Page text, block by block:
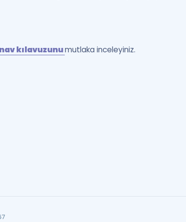
kılavuzunumutlaka inceleyiniz.